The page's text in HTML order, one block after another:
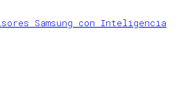
Samsung con Inteligencia